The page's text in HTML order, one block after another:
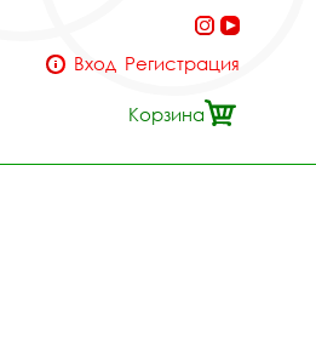
Вход Регистрация
Корзина